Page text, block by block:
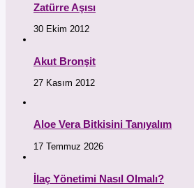
Zatürre Aşısı
30 Ekim 2012
Akut Bronşit
27 Kasım 2012
Aloe Vera Bitkisini Tanıyalım
17 Temmuz 2026
İlaç Yönetimi Nasıl Olmalı?